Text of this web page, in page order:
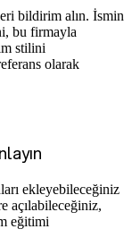
bildirim alın. İsmin
bu firmayla
stilini
olarak
ekleyebileceğiniz
açılabileceğiniz,
eğitimi